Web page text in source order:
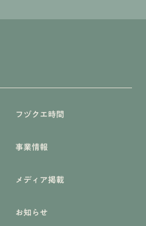
フヅクエ時間
事業情報
メディア掲載
お知らせ